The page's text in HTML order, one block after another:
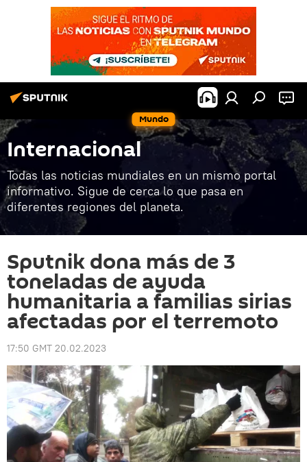
Mundo
Internacional
Todas las noticias mundiales en un mismo portal
informativo. Sigue de cerca lo que pasa en
diferentes regiones del planeta.
Sputnik dona más de 3
toneladas de ayuda
humanitaria a familias sirias
afectadas por el terremoto
17:50 GMT 20.02.2023